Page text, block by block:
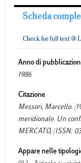
Scheda
Anno di
1986
Citazione
Messori, Marcello.
meridionale. Un
MERCATO, (ISSN:
Appare nelle